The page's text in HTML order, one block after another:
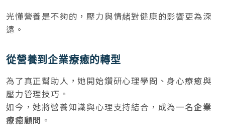
光懂營養是不夠的，壓力與情緒對健康的影響更為深
遠。
從營養到企業療癒的轉型
為了真正幫助人，她開始鑽研心理學問、身心療癒與
壓力管理技巧。
如今，她將營養知識與心理支持結合，成為一名企業
療癒顧問 。